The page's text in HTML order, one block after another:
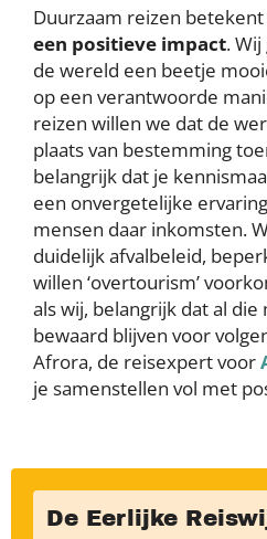
Duurzaam reizen
een positieve impact.
de wereld een beetje
op een verantwoorde
reizen willen we dat de
plaats van bestemming
belangrijk dat je
een onvergetelijke
mensen daar inkomsten.
duidelijk afvalbeleid,
willen ‘overtourism’
als wij, belangrijk dat al
bewaard blijven voor
Afrora, de reisexpert voor
je samenstellen vol met
De Eerlijke